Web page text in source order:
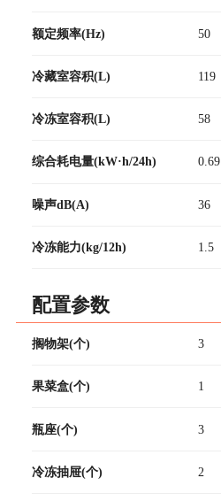
额定频率(Hz) 50
冷藏室容积(L) 119
冷冻室容积(L) 58
综合耗电量(kW·h/24h) 0.69
噪声dB(A) 36
冷冻能力(kg/12h) 1.5
配置参数
搁物架(个) 3
果菜盒(个) 1
瓶座(个) 3
冷冻抽屉(个) 2